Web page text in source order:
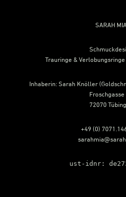
SARAH MIA
Trauringe &
Inhaberin: Sarah Knöller
Froschgasse
72070
+49 (0)
ust-idnr: